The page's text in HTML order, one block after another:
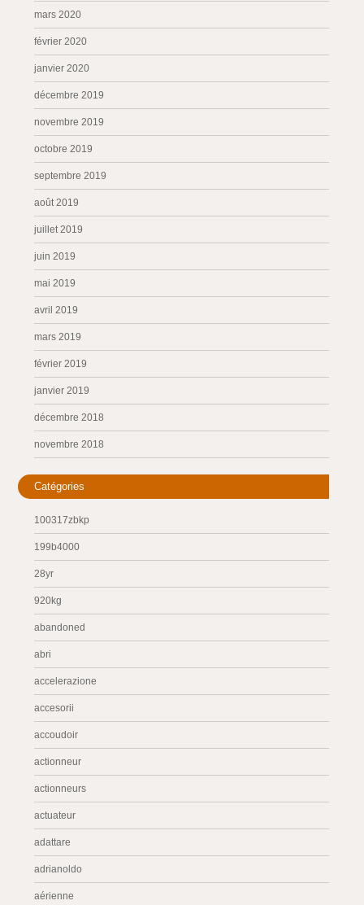
mars 2020
février 2020
janvier 2020
décembre 2019
novembre 2019
octobre 2019
septembre 2019
août 2019
juillet 2019
juin 2019
mai 2019
avril 2019
mars 2019
février 2019
janvier 2019
décembre 2018
novembre 2018
Catégories
100317zbkp
199b4000
28yr
920kg
abandoned
abri
accelerazione
accesorii
accoudoir
actionneur
actionneurs
actuateur
adattare
adrianoldo
aérienne